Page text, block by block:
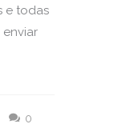
e todas
0